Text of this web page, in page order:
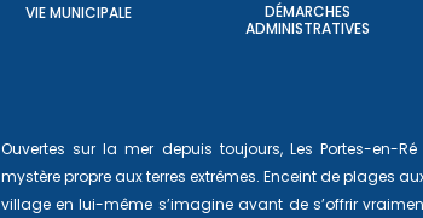
VIE MUNICIPALE
DÉMARCHES
ADMINISTRATIVES
Ouvertes sur la mer depuis toujours, Les Portes-en-
mystère propre aux terres extrêmes. Enceint de plages
village en lui-même s’imagine avant de s’offrir